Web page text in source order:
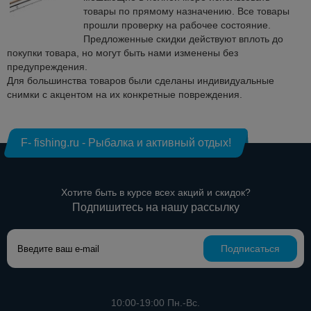
товары по прямому назначению. Все товары
прошли проверку на рабочее состояние.
Предложенные скидки действуют вплоть до
покупки товара, но могут быть нами изменены без
предупреждения.
Для большинства товаров были сделаны индивидуальные
снимки с акцентом на их конкретные повреждения.
F- fishing.ru - Рыбалка и активный отдых!
Хотите быть в курсе всех акций и скидок?
Подпишитесь на нашу рассылку
Подписаться
10:00-19:00 Пн.-Вс.